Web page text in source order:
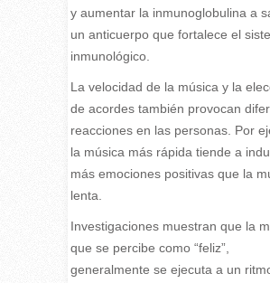
y aumentar la inmunoglobulina a
un anticuerpo que fortalece el
inmunológico.
La velocidad de la música y la
de acordes también provocan
reacciones en las personas. Por
la música más rápida tiende a
más emociones positivas que la
lenta.
Investigaciones muestran que la
que se percibe como “feliz”,
generalmente se ejecuta a un